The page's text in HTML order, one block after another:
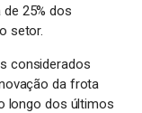
25% dos
setor.
considerados
da frota
longo dos últimos